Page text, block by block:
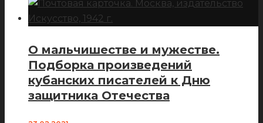
О мальчишестве и мужестве.
Подборка произведений
кубанских писателей к Дню
защитника Отечества